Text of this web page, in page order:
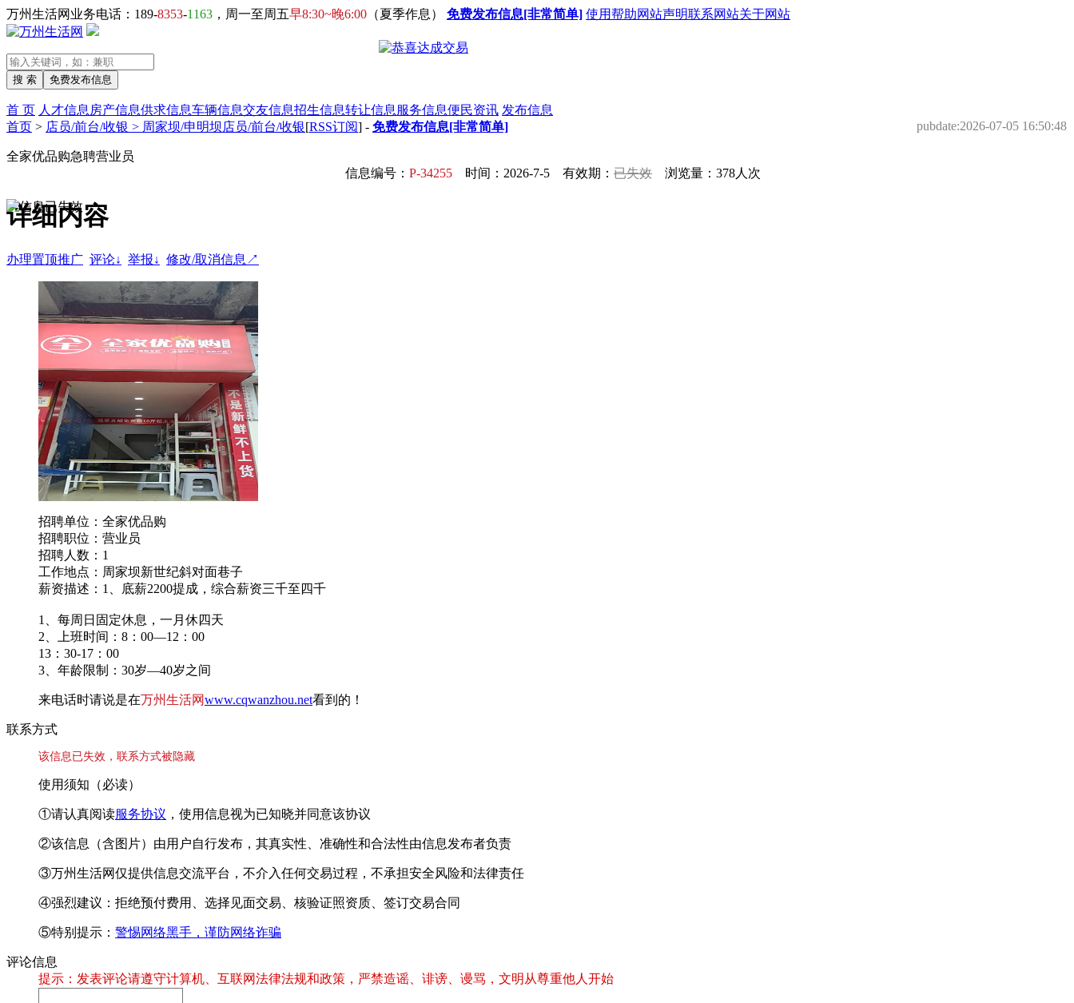
万州生活网业务电话：189-8353-1163 ，周一至周五早8:30~晚6:00 （夏季作息） 免费发布信息[非常简单] 使用帮助网站声明联系网站关于网站
首 页 人才信息 房产信息供求信息车辆信息交友信息招生信息转让信息 服务信息便民资讯 发布信息
首页 > 店员/前台/收银 > 周家坝/申明坝店员/前台/收银[RSS订阅] - 免费发布信息[非常简单] pubdate:2026-07-05 16:50:48
全家优品购急聘营业员
信息编号： P-34255 时间：2026-7-5 有效期： 已失效 浏览量：378人次
详细内容
办理置顶推广 评论↓ 举报↓ 修改/取消信息↗
招聘单位：全家优品购
招聘职位：营业员
招聘人数：1
工作地点：周家坝新世纪斜对面巷子
薪资描述：1、底薪2200提成，综合薪资三千至四千
1、每周日固定休息，一月休四天
2、上班时间：8：00—12：00
13：30-17：00
3、年龄限制：30岁—40岁之间
来电话时请说是在万州生活网www.cqwanzhou.net看到的！
联系方式
该信息已失效，联系方式被隐藏
使用须知（必读）
①请认真阅读服务协议 ，使用信息视为已知晓并同意该协议
②该信息（含图片）由用户自行发布，其真实性、准确性和合法性由信息发布者负责
③万州生活网仅提供信息交流平台，不介入任何交易过程，不承担安全风险和法律责任
④强烈建议：拒绝预付费用、选择见面交易、核验证照资质、签订交易合同
⑤特别提示： 警惕网络黑手，谨防网络诈骗
评论信息
提示：发表评论请遵守计算机、互联网法律法规和政策，严禁造谣、诽谤、谩骂，文明从尊重他人开始